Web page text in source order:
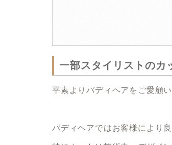
一部スタイリストのカ
平素よりバディヘアをご愛顧
バディヘアではお客様により